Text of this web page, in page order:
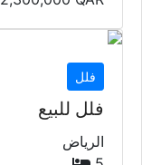
فلل
فلل للبيع
الرياض